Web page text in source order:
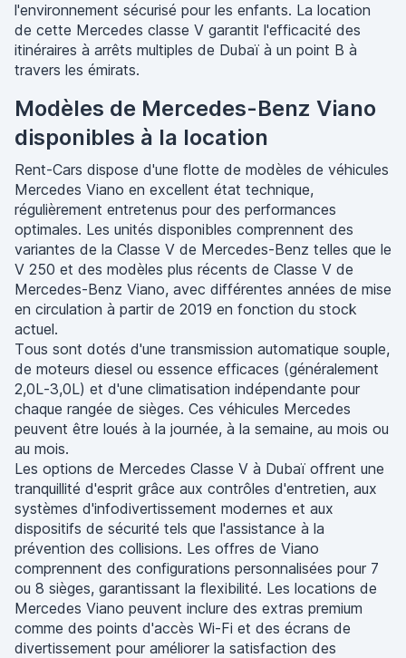
l'environnement sécurisé pour les enfants. La location
de cette Mercedes classe V garantit l'efficacité des
itinéraires à arrêts multiples de Dubaï à un point B à
travers les émirats.
Modèles de Mercedes-Benz Viano
disponibles à la location
Rent-Cars dispose d'une flotte de modèles de véhicules
Mercedes Viano en excellent état technique,
régulièrement entretenus pour des performances
optimales. Les unités disponibles comprennent des
variantes de la Classe V de Mercedes-Benz telles que le
V 250 et des modèles plus récents de Classe V de
Mercedes-Benz Viano, avec différentes années de mise
en circulation à partir de 2019 en fonction du stock
actuel.
Tous sont dotés d'une transmission automatique souple,
de moteurs diesel ou essence efficaces (généralement
2,0L-3,0L) et d'une climatisation indépendante pour
chaque rangée de sièges. Ces véhicules Mercedes
peuvent être loués à la journée, à la semaine, au mois ou
au mois.
Les options de Mercedes Classe V à Dubaï offrent une
tranquillité d'esprit grâce aux contrôles d'entretien, aux
systèmes d'infodivertissement modernes et aux
dispositifs de sécurité tels que l'assistance à la
prévention des collisions. Les offres de Viano
comprennent des configurations personnalisées pour 7
ou 8 sièges, garantissant la flexibilité. Les locations de
Mercedes Viano peuvent inclure des extras premium
comme des points d'accès Wi-Fi et des écrans de
divertissement pour améliorer la satisfaction des